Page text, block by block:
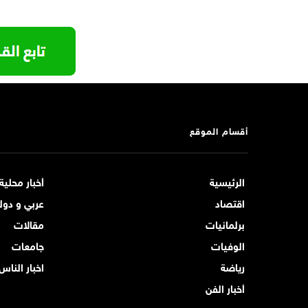
أقسام الموقع
الرئيسية
أخبار
اقتصاد
عربي و
برلمانيات
مقالات
الوفيات
جامعات
رياضة
اخبار
أخبار الفن